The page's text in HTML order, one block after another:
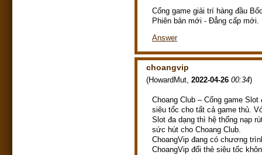
Cổng game giải trí hàng đầu
Phiên bản mới - Đẳng cấp mới.
Answer
choangvip
(HowardMut, 2022-04-26 00:34)
Choang Club – Cổng game
siêu tốc cho tất cả game thủ.
Slot đa dạng thì hệ thống nạp
sức hút cho Choang Club.
ChoangVip đang có chương
ChoangVip đổi thẻ siêu tốc